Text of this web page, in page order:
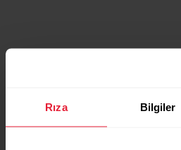
Rıza Bilgiler